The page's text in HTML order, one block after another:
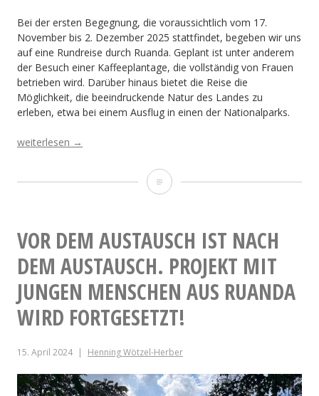
Bei der ersten Begegnung, die voraussichtlich vom 17.
November bis 2. Dezember 2025 stattfindet, begeben wir uns
auf eine Rundreise durch Ruanda. Geplant ist unter anderem
der Besuch einer Kaffeeplantage, die vollständig von Frauen
betrieben wird. Darüber hinaus bietet die Reise die
Möglichkeit, die beeindruckende Natur des Landes zu
erleben, etwa bei einem Ausflug in einen der Nationalparks.
„Filmbildungsprojekt
Many
Fair
Work
Together“
deutsch-
ruandischer
Jugendaustauch
(Phase
17.11.-02.12.2025
Ruanda)“
weiterlesen →
Filmbildungsprojekt
Road,
Many
Ways:
Fair
Work
Together“
VOR DEM AUSTAUSCH IST NACH
DEM AUSTAUSCH. PROJEKT MIT
JUNGEN MENSCHEN AUS RUANDA
WIRD FORTGESETZT!
15. April 2024 Henning Wötzel-Herber